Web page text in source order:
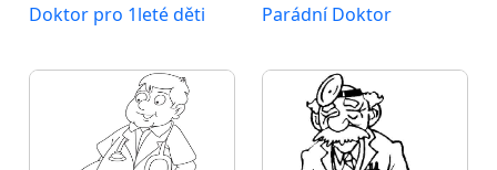
Doktor pro 1leté děti Parádní Doktor